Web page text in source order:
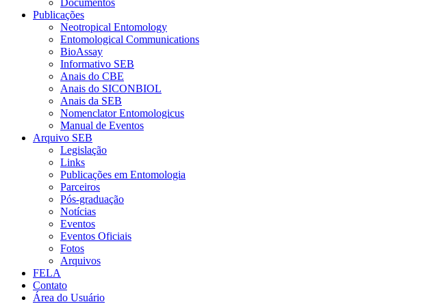
Publicações
Neotropical Entomology
Entomological Communications
BioAssay
Informativo SEB
Anais do CBE
Anais do SICONBIOL
Anais da SEB
Nomenclator Entomologicus
Manual de Eventos
Arquivo SEB
Legislação
Links
Publicações em Entomologia
Parceiros
Pós-graduação
Notícias
Eventos
Eventos Oficiais
Fotos
Arquivos
FELA
Contato
Área do Usuário